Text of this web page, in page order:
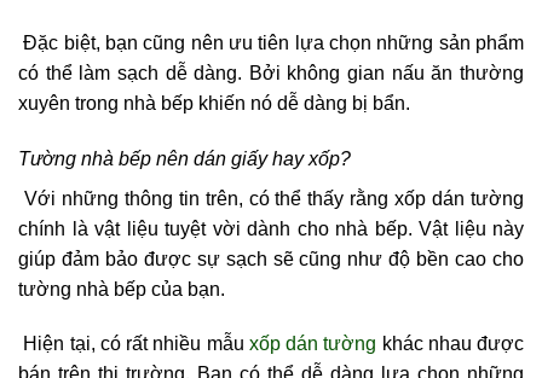
Đặc biệt, bạn cũng nên ưu tiên lựa chọn những sản phẩm
có thể làm sạch dễ dàng. Bởi không gian nấu ăn thường
xuyên trong nhà bếp khiến nó dễ dàng bị bẩn.
Tường nhà bếp nên dán giấy hay xốp?
Với những thông tin trên, có thể thấy rằng xốp dán tường
chính là vật liệu tuyệt vời dành cho nhà bếp. Vật liệu này
giúp đảm bảo được sự sạch sẽ cũng như độ bền cao cho
tường nhà bếp của bạn.
Hiện tại, có rất nhiều mẫu xốp dán tường khác nhau được